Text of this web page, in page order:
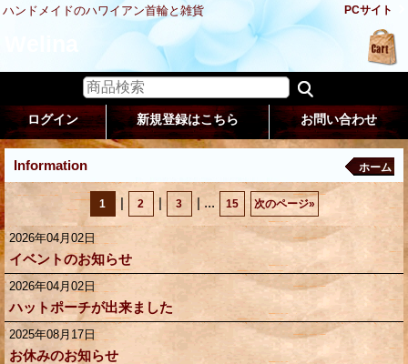
ハンドメイドのハワイアン首輪と雑貨 PCサイト
ログイン 新規登録はこちら お問い合わせ
Information ホーム
1 | 2 | 3 | ... 15 次のページ»
2026年04月02日
イベントのお知らせ
2026年04月02日
ハットポーチが出来ました
2025年08月17日
お休みのお知らせ